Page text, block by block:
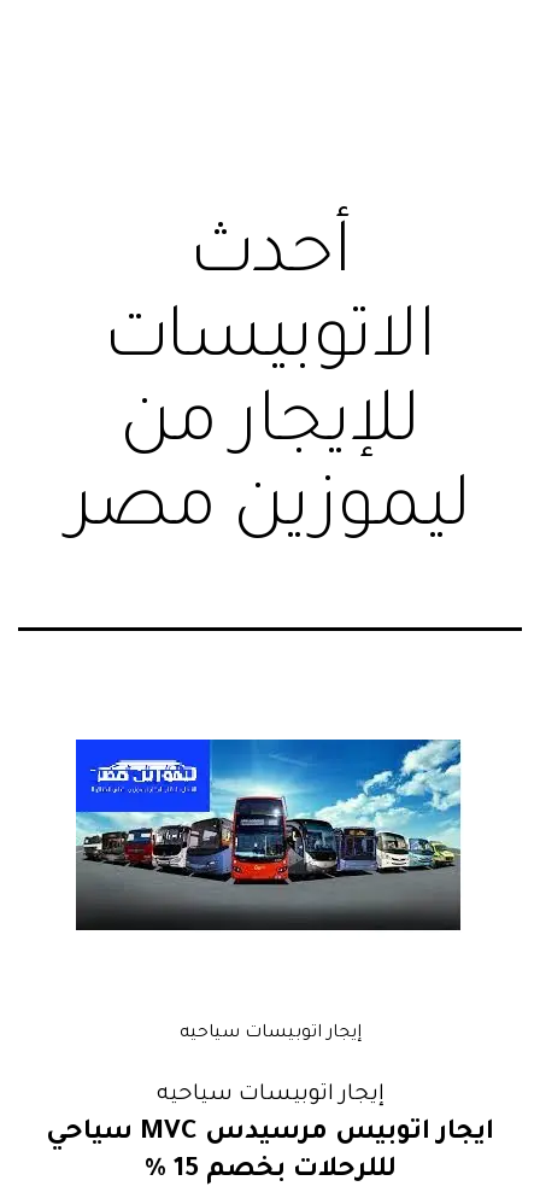
أحدث
الاتوبيسات
للإيجار من
ليموزين مصر
إيجار اتوبيسات سياحيه
إيجار اتوبيسات سياحيه
ايجار اتوبيس مرسيدس MVC سياحي
لللرحلات بخصم 15 %